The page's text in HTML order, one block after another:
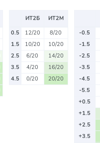
ИТ2Б
ИТ2М
0.5
12/20
8/20
1.5
10/20
10/20
2.5
6/20
14/20
3.5
4/20
16/20
4.5
0/20 20/20
-0.5
-1.5
-2.5
-3.5
-4.5
-5.5
+0.5
+1.5
+2.5
+3.5